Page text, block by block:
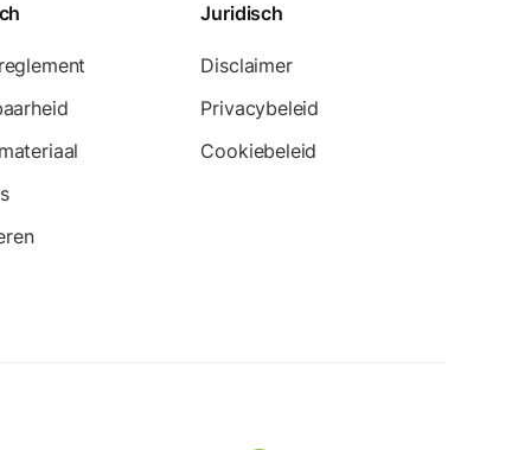
Juridisch
Disclaimer
Privacybeleid
Cookiebeleid